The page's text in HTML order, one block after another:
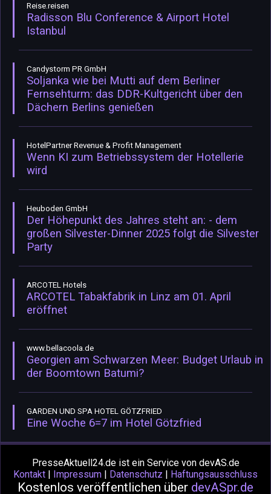
Reise.reisen
Radisson Blu Conference & Airport Hotel
Istanbul
Candystorm PR GmbH
Soljanka wie bei Mutti auf dem Berliner
Fernsehturm: das DDR-Kultgericht über den
Dächern Berlins genießen
HotelPartner Revenue & Profit Management
Wenn KI zum Betriebssystem der Hotellerie
wird
Heuboden GmbH
Der Höhepunkt des Jahres steht an: - dem
großen Silvester-Dinner 2025 folgt die Silvester
Party
ARCOTEL Hotels
ARCOTEL Tabakfabrik in Linz am 01. April
eröffnet
www.bellacoola.de
Georgien am Schwarzen Meer: Budget Urlaub in
der Boomtown Batumi?
GARDEN UND SPA HOTEL GÖTZFRIED
Eine Woche 6=7 im Hotel Götzfried
PresseAktuell24.de ist ein Service von devAS.de
Kontakt | Impressum | Datenschutz | Haftungsausschluss
Kostenlos veröffentlichen über devASpr.de